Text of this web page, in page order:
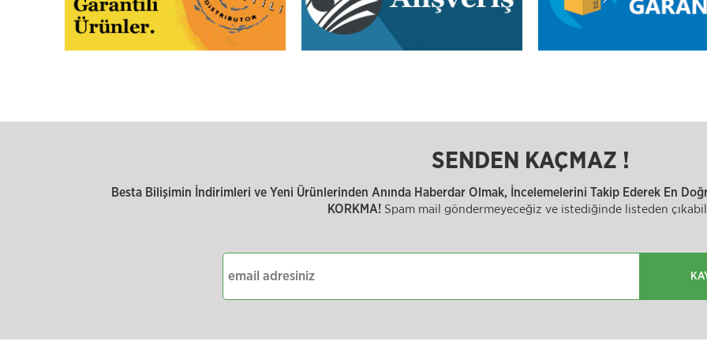
SENDEN KAÇMAZ !
Besta Bilişimin İndirimleri ve Yeni Ürünlerinden Anında Haberdar Olmak, İncelemelerini Takip Ederek En
KORKMA! Spam mail göndermeyeceğiz ve istediğinde listeden